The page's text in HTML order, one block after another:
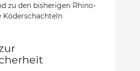
zu den bisherigen Rhino-
Köderschachteln